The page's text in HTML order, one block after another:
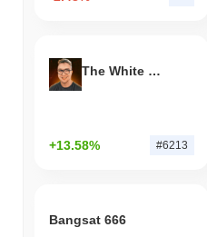
The White Bull
+13.58% #6213
Bangsat 666